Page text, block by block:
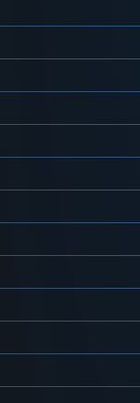
Protezione Civile
Privacy
Archivio News
Flash News